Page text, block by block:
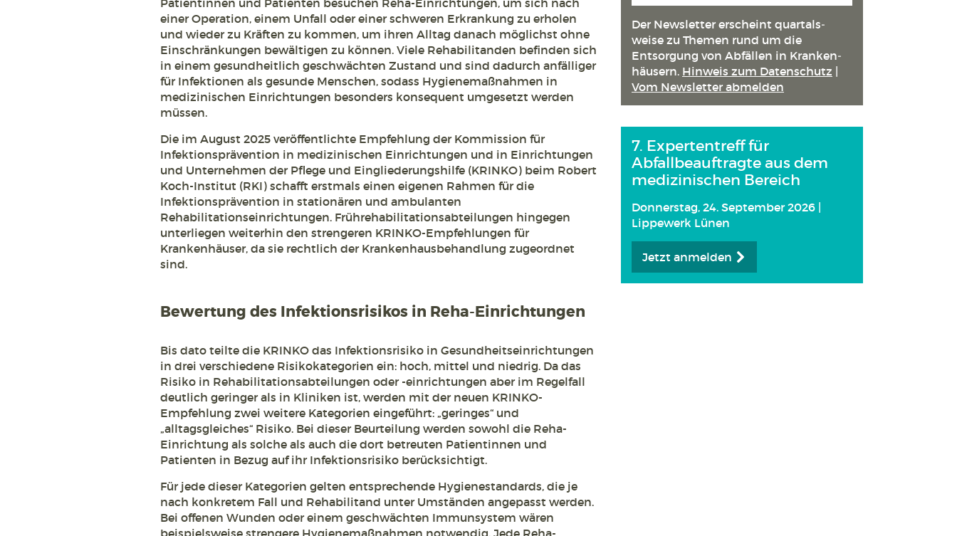
einer Operation, einem Unfall oder einer schweren Erkrankung zu erholen
und wieder zu Kräften zu kommen, um ihren Alltag danach möglichst ohne
Einschränkungen bewältigen zu können. Viele Rehabilitanden befinden sich
in einem gesundheitlich geschwächten Zustand und sind dadurch anfälliger
für Infektionen als gesunde Menschen, sodass Hygienemaßnahmen in
medizinischen Einrichtungen besonders konsequent umgesetzt werden
müssen.
Die im August 2025 veröffentlichte Empfehlung der Kommission für
Infektionsprävention in medizinischen Einrichtungen und in Einrichtungen
und Unternehmen der Pflege und Eingliederungshilfe (KRINKO) beim Robert
Koch-Institut (RKI) schafft erstmals einen eigenen Rahmen für die
Infektionsprävention in stationären und ambulanten
Rehabilitationseinrichtungen. Frührehabilitationsabteilungen hingegen
unterliegen weiterhin den strengeren KRINKO-Empfehlungen für
Krankenhäuser, da sie rechtlich der Krankenhausbehandlung zugeordnet
sind.
Bewertung des Infektionsrisikos in Reha-Einrichtungen
Bis dato teilte die KRINKO das Infektionsrisiko in Gesundheitseinrichtungen
in drei verschiedene Risikokategorien ein: hoch, mittel und niedrig. Da das
Risiko in Rehabilitationsabteilungen oder -einrichtungen aber im Regelfall
deutlich geringer als in Kliniken ist, werden mit der neuen KRINKO-
Empfehlung zwei weitere Kategorien eingeführt: „geringes“ und
„alltagsgleiches“ Risiko. Bei dieser Beurteilung werden sowohl die Reha-
Einrichtung als solche als auch die dort betreuten Patientinnen und
Patienten in Bezug auf ihr Infektionsrisiko berücksichtigt.
Für jede dieser Kategorien gelten entsprechende Hygienestandards, die je
nach konkretem Fall und Rehabilitand unter Umständen angepasst werden.
Bei offenen Wunden oder einem geschwächten Immunsystem wären
beispielsweise strengere Hygienemaßnahmen notwendig. Jede Reha-
Der Newsletter erscheint quartals­
weise zu Themen rund um die
Entsorgung von Abfällen in Kranken­
häusern. Hinweis zum Datenschutz |
Vom Newsletter abmelden
7. Expertentreff für
Abfallbeauftragte aus dem
medizinischen Bereich
Donnerstag, 24. September 2026 |
Lippewerk Lünen
Jetzt anmelden